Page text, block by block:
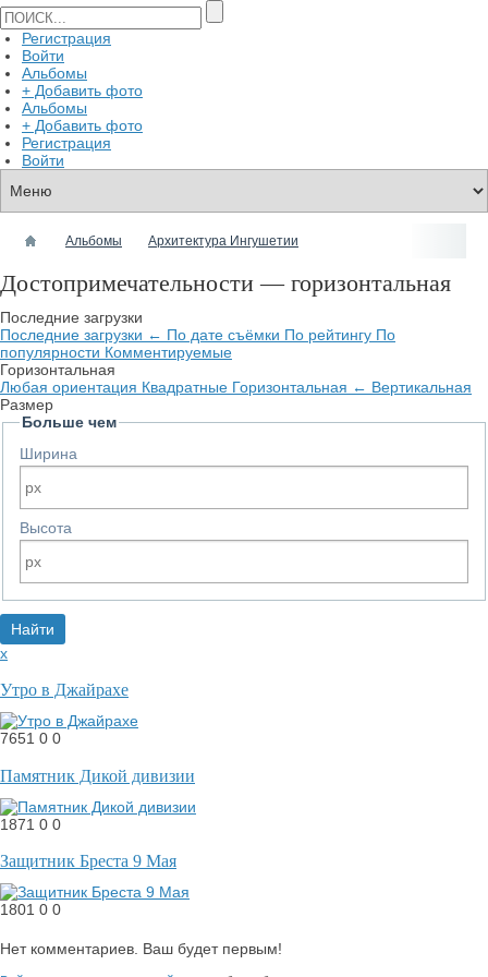
Регистрация
Войти
Альбомы
+ Добавить фото
Альбомы
+ Добавить фото
Регистрация
Войти
Альбомы Архитектура Ингушетии
Достопримечательности — горизонтальная
Последние загрузки
Последние загрузки ← По дате съёмки По рейтингу По
популярности Комментируемые
Горизонтальная
Любая ориентация Квадратные Горизонтальная ← Вертикальная
Размер
Больше чем
Ширина
Высота
x
Утро в Джайрахе
7651 0 0
Памятник Дикой дивизии
1871 0 0
Защитник Бреста 9 Мая
1801 0 0
Нет комментариев. Ваш будет первым!